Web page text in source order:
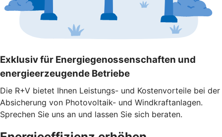
Exklusiv für Energiegenossenschaften und
energieerzeugende Betriebe
Die R+V bietet Ihnen Leistungs- und Kostenvorteile bei der
Absicherung von Photovoltaik- und Windkraftanlagen.
Sprechen Sie uns an und lassen Sie sich beraten.